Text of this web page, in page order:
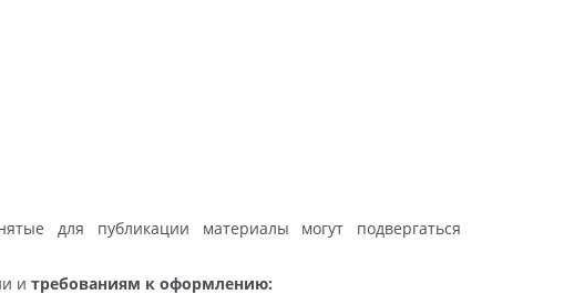
для публикации материалы могут подвергаться
и требованиям к оформлению: